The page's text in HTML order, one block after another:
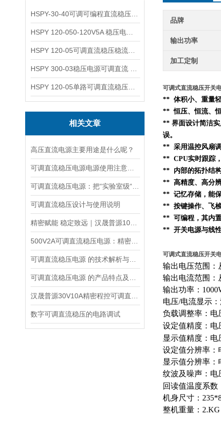
相关文章
高压直流电源主要用途是什么呢？
可调直流稳压设计与使用说明
数字可调直流稳压的电路调试
品牌
输出功率
加工定制
可调式直流稳压开关
** 体积小、重量
** 恒压、恒流、
** 界面设计简洁
误。
** 采用温控风扇
** CPU实时跟踪
** 内部的拓扑结
** 高精度、高分
** 记忆存储，能
** 按键操作、飞
** 可编程，其内
** 开关电源与线
可调式直流稳压开关
输出电压范围：
输出电流范围：
输出功率：
电压/电流显示
负载调整率：电
设定值精度：电
显示值精度：电
设定值分辨率：
显示值分辨率：
纹波及噪声：电
回读值温度系数
机身尺寸：
整机重量：2.KG